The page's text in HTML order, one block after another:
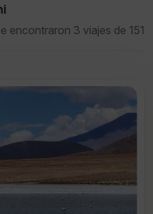
encontraron 3 viajes de 151